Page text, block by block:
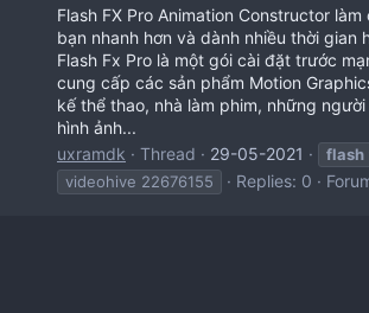
Flash FX Pro Animation Constructor
bạn nhanh hơn và dành nhiều thời gian
Flash Fx Pro là một gói cài đặt trước
cung cấp các sản phẩm Motion
kế thể thao, nhà làm phim, những
hình ảnh...
uxramdk
Thread 29-05-2021 flash
videohive 22676155
Replies: 0